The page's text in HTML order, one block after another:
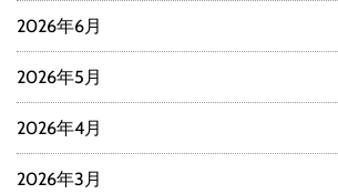
2026年6月
2026年5月
2026年4月
2026年3月